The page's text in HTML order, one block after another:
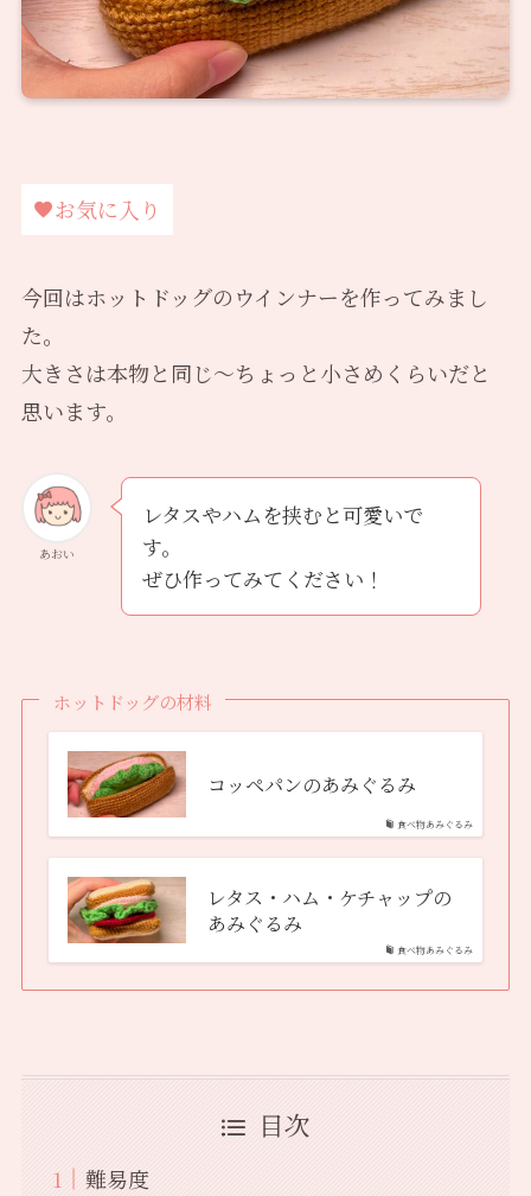
お気に入り
今回はホットドッグのウインナーを作ってみまし
た。
大きさは本物と同じ〜ちょっと小さめくらいだと
思います。
あおい
レタスやハムを挟むと可愛いで
す。
ぜひ作ってみてください！
ホットドッグの材料
食べ物あみぐるみ
コッペパンのあみぐるみ
食べ物あみぐるみ
レタス・ハム・ケチャップの
あみぐるみ
目次
難易度